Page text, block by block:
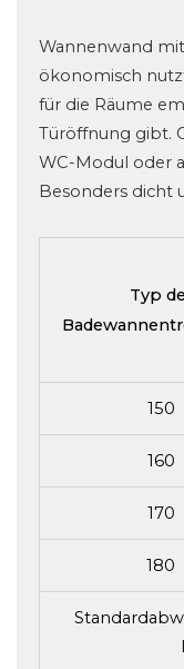
Wannenwand
ökonomisch
für die Räume
Türöffnung gibt.
WC-Modul oder
Besonders dicht
Typ
150
160
170
180